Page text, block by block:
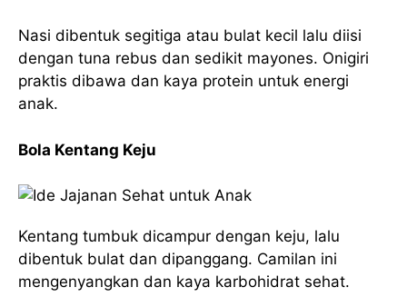
Nasi dibentuk segitiga atau bulat kecil lalu diisi
dengan tuna rebus dan sedikit mayones. Onigiri
praktis dibawa dan kaya protein untuk energi
anak.
Bola Kentang Keju
Kentang tumbuk dicampur dengan keju, lalu
dibentuk bulat dan dipanggang. Camilan ini
mengenyangkan dan kaya karbohidrat sehat.